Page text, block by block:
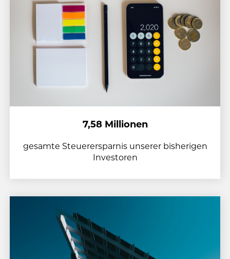
7,58 Millionen
gesamte Steuerersparnis unserer bisherigen
Investoren